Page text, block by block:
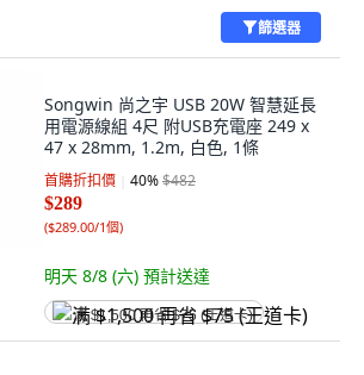
篩選器
Songwin 尚之宇 USB 20W 智慧延長
用電源線組 4尺 附USB充電座 249 x
47 x 28mm, 1.2m, 白色, 1條
首購折扣價 40%$482
$289
($289.00/1個)
明天 8/8 (六) 預計送達
满 $1,500 再省 $75 (王道卡)